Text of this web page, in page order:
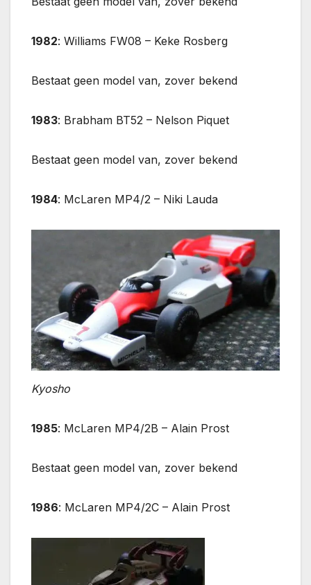
1982: Williams FW08 – Keke Rosberg
Bestaat geen model van, zover bekend
1983: Brabham BT52 – Nelson Piquet
Bestaat geen model van, zover bekend
1984: McLaren MP4/2 – Niki Lauda
Kyosho
1985: McLaren MP4/2B – Alain Prost
Bestaat geen model van, zover bekend
1986: McLaren MP4/2C – Alain Prost